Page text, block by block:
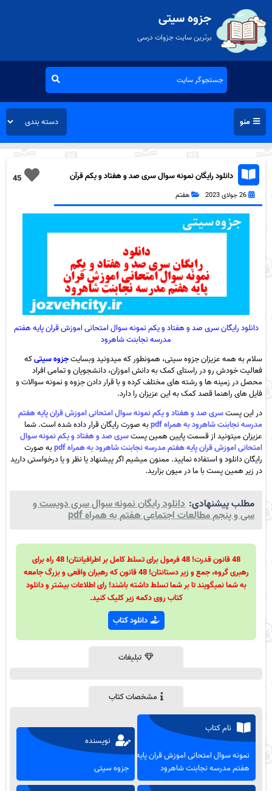
جزوه سیتی
برترین سایت جزوات درسی
منو
45
دانلود رایگان نمونه سوال سری صد و هفتاد و یکم قرآن
هفتم به همراه pdf
26 جولای 2023 هفتم
دانلود رایگان سری صد و هفتاد و یکم نمونه سوال امتحانی اموزش قران پایه هفتم
مدرسه نجابنت شاهرود
سلام به همه عزیزان جزوه سیتی، همونطور که میدونید وبسایتجزوه سیتیکه
فعالیت خودش رو در راستای کمک به دانش اموزان، دانشجویان و تمامی افراد
محصل در زمینه ها و رشته های مختلف کرده و با قرار دادن جزوه و نمونه سوالات و
فایل های راهنما قصد کمک به این عزیزان را دارد.
در این پستسری صد و هفتاد و یکم نمونه سوال امتحانی اموزش قران پایه هفتم
مدرسه نجابنت شاهرود به همراه pdf
به صورت رایگان قرار داده شده است. شما
عزیزان میتونید از قسمت پایین همین پستسری صد و هفتاد و یکم نمونه سوال
امتحانی اموزش قران پایه هفتم مدرسه نجابنت شاهرود به همراه pdf
به صورت
رایگان دانلود و استفاده نمایید. ممنون میشیم اگر پیشنهاد یا نظر و یا درخواستی دارید
در زیر همین پست با ما در میون بزارید.
مطلب پیشنهادی: دانلود رایگان نمونه سوال سری دویست و
سی و پنجم مطالعات اجتماعی هفتم به همراه pdf
48 قانون قدرت! 48 فرمول برای تسلط کامل بر اطرافیانتان! 48 راه برای
رهبری گروه، جمع و زیر دستانتان! 48 قانون که رهبران واقعی و بزرگ جامعه
به شما نمیگویند تا بر شما تسلط داشته باشند! رای اطلاعات بیشتر و دانلود
کتاب روی دکمه زیر کلیک کنید.
دانلود کتاب
تبلیغات
مشخصات کتاب
نام کتاب
نمونه سوال امتحانی اموزش قران پایه
هفتم مدرسه نجابنت شاهرود
نویسنده
جزوه سیتی